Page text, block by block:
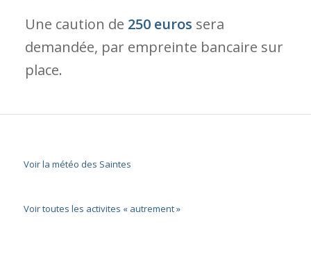
Une caution de 250 euros sera
demandée, par empreinte bancaire sur
place.
Voir la météo des Saintes
Voir toutes les activites « autrement »